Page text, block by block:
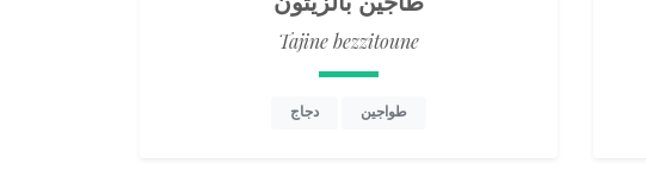
Tajine bezzitoune
طواجين دجاج